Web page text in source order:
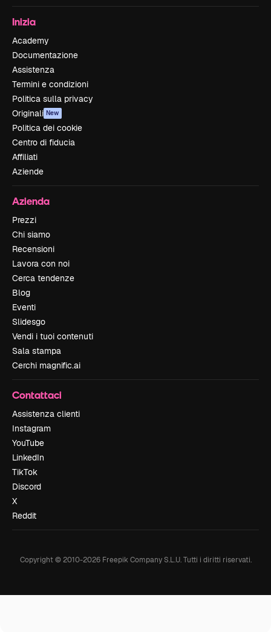
Inizia
Academy
Documentazione
Assistenza
Termini e condizioni
Politica sulla privacy
Originali New
Politica dei cookie
Centro di fiducia
Affiliati
Aziende
Azienda
Prezzi
Chi siamo
Recensioni
Lavora con noi
Cerca tendenze
Blog
Eventi
Slidesgo
Vendi i tuoi contenuti
Sala stampa
Cerchi magnific.ai
Contattaci
Assistenza clienti
Instagram
YouTube
LinkedIn
TikTok
Discord
X
Reddit
Copyright © 2010-2026Freepik Company S.L.U. Tutti i diritti riservati.